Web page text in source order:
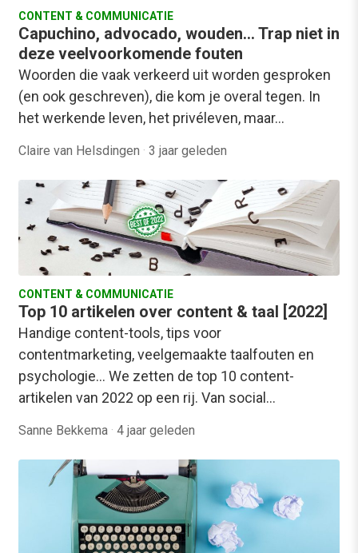
CONTENT & COMMUNICATIE
Capuchino, advocado, wouden… Trap niet in
deze veelvoorkomende fouten
Woorden die vaak verkeerd uit worden gesproken
(en ook geschreven), die kom je overal tegen. In
het werkende leven, het privéleven, maar…
Claire van Helsdingen · 3 jaar geleden
CONTENT & COMMUNICATIE
Top 10 artikelen over content & taal [2022]
Handige content-tools, tips voor
contentmarketing, veelgemaakte taalfouten en
psychologie… We zetten de top 10 content-
artikelen van 2022 op een rij. Van social…
Sanne Bekkema · 4 jaar geleden